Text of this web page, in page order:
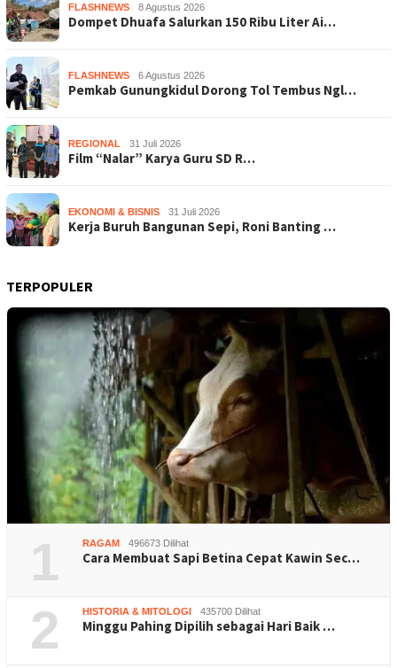
FLASHNEWS 8 Agustus 2026
Dompet Dhuafa Salurkan 150 Ribu Liter Ai…
FLASHNEWS 6 Agustus 2026
Pemkab Gunungkidul Dorong Tol Tembus Ngl…
REGIONAL 31 Juli 2026
Film “Nalar” Karya Guru SD R…
EKONOMI & BISNIS 31 Juli 2026
Kerja Buruh Bangunan Sepi, Roni Banting …
TERPOPULER
1 RAGAM 496673 Dilihat
Cara Membuat Sapi Betina Cepat Kawin Sec…
2 HISTORIA & MITOLOGI 435700 Dilihat
Minggu Pahing Dipilih sebagai Hari Baik …